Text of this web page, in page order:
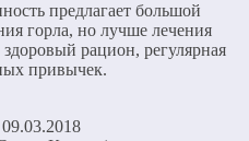
предлагает большой
горла, но лучше лечения
рацион, регулярная
привычек.
09.03.2018